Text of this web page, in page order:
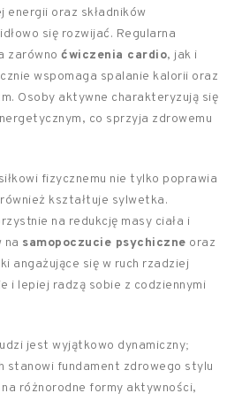
oraz składników
się rozwijać. Regularna
zarówno ćwiczenia cardio, jak i
wspomaga spalanie kalorii oraz
Osoby aktywne charakteryzują się
co sprzyja zdrowemu
fizycznemu nie tylko poprawia
kształtuje sylwetka.
na redukcję masy ciała i
na samopoczucie psychiczne oraz
angażujące się w ruch rzadziej
i lepiej radzą sobie z codziennymi
jest wyjątkowo dynamiczny;
stanowi fundament zdrowego stylu
różnorodne formy aktywności,